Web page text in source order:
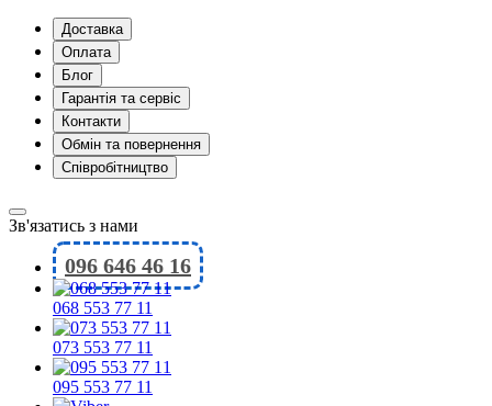
Доставка
Оплата
Блог
Гарантія та сервіс
Контакти
Обмін та повернення
Співробітництво
Зв'язатись з нами
096 646 46 16
068 553 77 11
073 553 77 11
095 553 77 11